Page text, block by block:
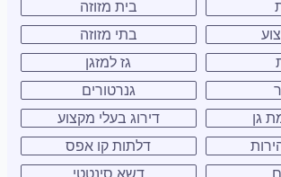
בית מזוזה
בתי מזוזה
גז למזגן
גנרטורים
דירוג בעלי מקצוע
דלתות קו אפס